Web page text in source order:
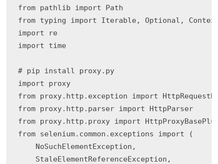
from pathlib import Path
from typing import Iterable, Optional,
import re
import time
# pip install proxy.py
import proxy
from proxy.http.exception import
from proxy.http.parser import HttpParser
from proxy.http.proxy import
from selenium.common.exceptions import (
    NoSuchElementException,
    StaleElementReferenceException,